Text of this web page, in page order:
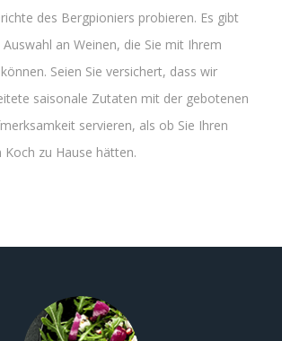
des Bergpioniers probieren. Es gibt
an Weinen, die Sie mit Ihrem
Seien Sie versichert, dass wir
saisonale Zutaten mit der gebotenen
servieren, als ob Sie Ihren
Koch zu Hause hätten.